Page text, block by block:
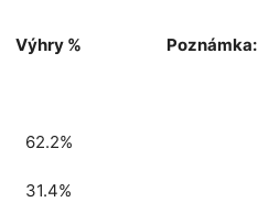
Výhry % Poznámka:
62.2%
31.4%